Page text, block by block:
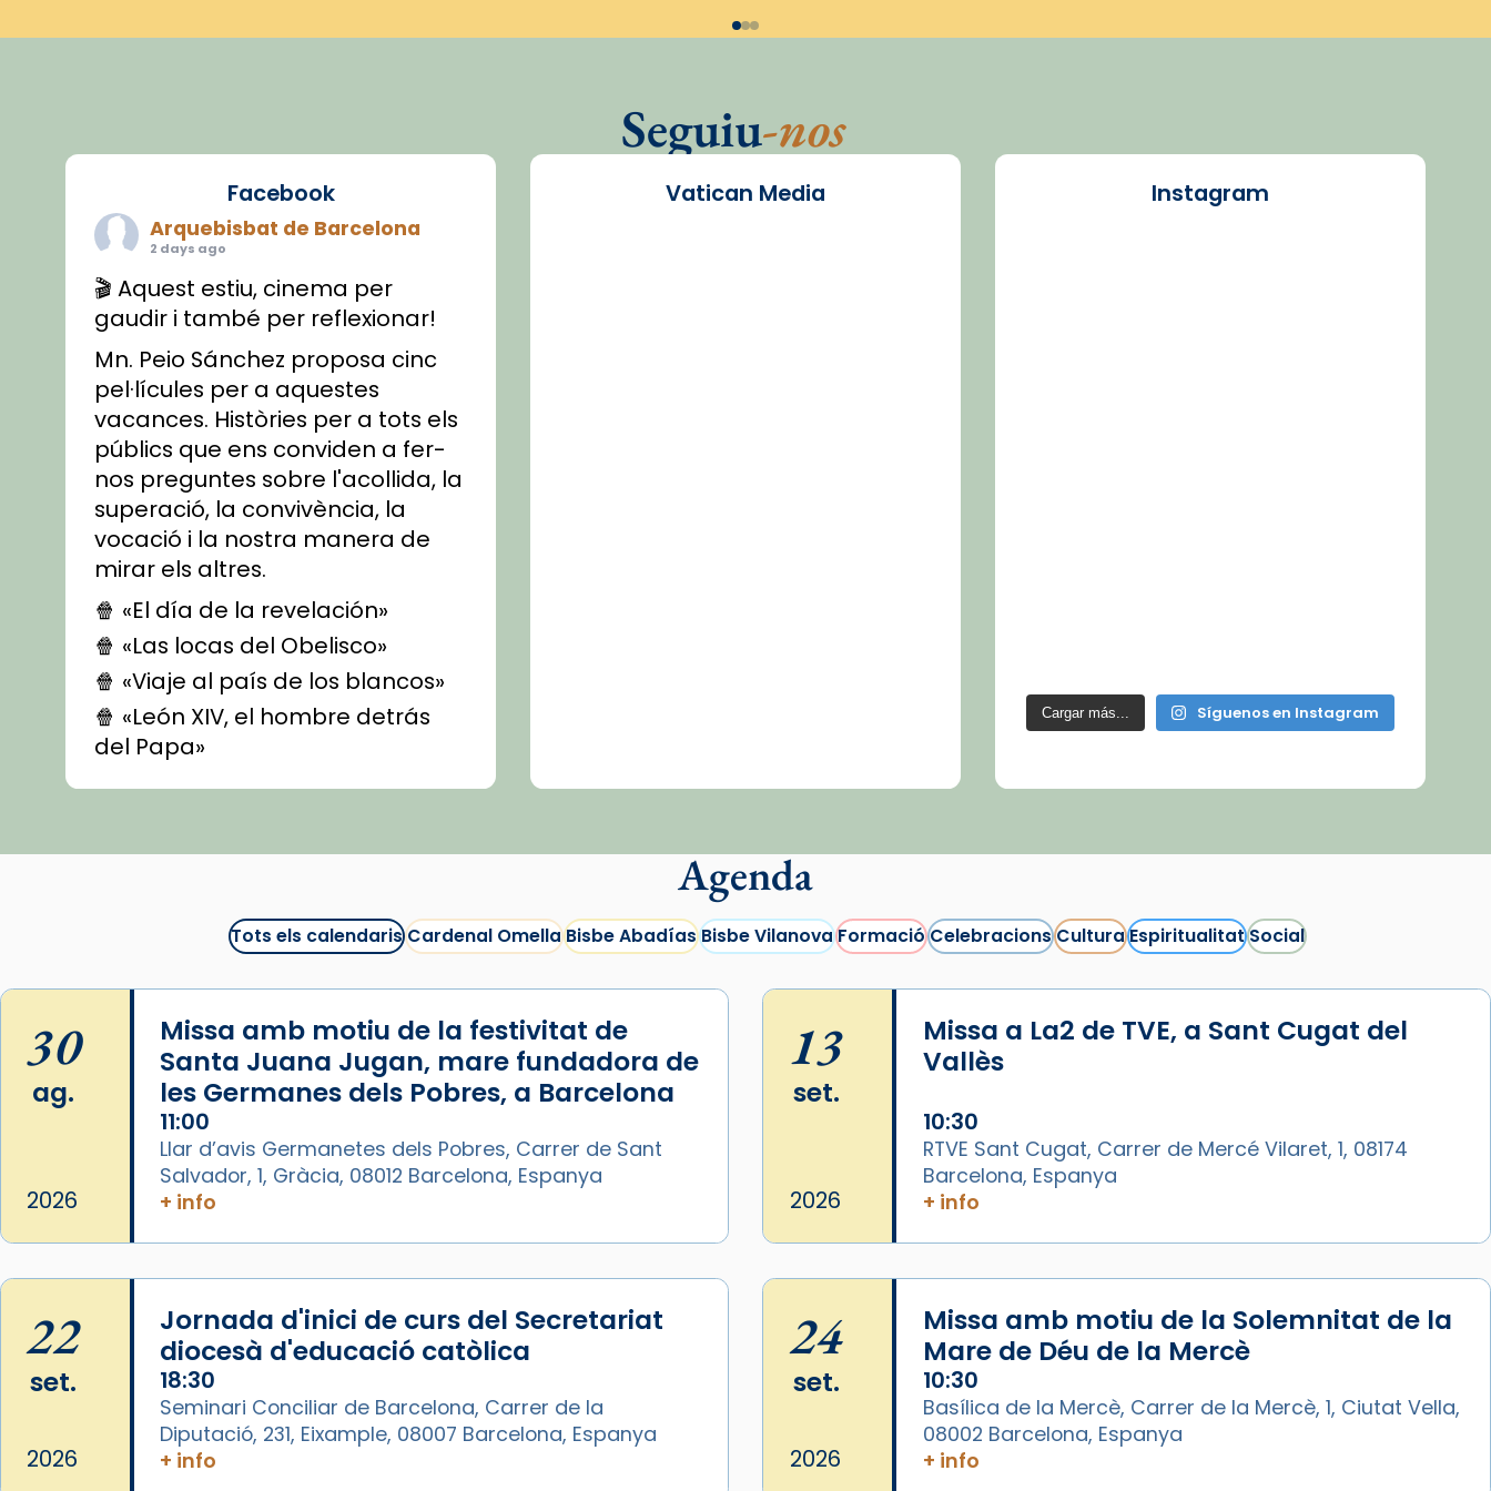
Seguiu-nos
Facebook
Arquebisbat de Barcelona
2 days ago
🎬 Aquest estiu, cinema per
gaudir i també per reflexionar!
Mn. Peio Sánchez proposa cinc
pel·lícules per a aquestes
vacances. Històries per a tots els
públics que ens conviden a fer-
nos preguntes sobre l'acollida, la
superació, la convivència, la
vocació i la nostra manera de
mirar els altres.
🍿 «El día de la revelación»
🍿 «Las locas del Obelisco»
🍿 «Viaje al país de los blancos»
🍿 «León XIV, el hombre detrás
del Papa»
🍿 «Las ovejas detectives»
recomanacions i prepara una
#CinemaEspiritualitual
@cinemaspiritcat
Imatge: Generada amb IA
(OpenAI)
Video
View on Facebook · Share
Arquebisbat de Barcelona
1 week ago
La Carmina va patir depressió.
Fa gairebé dos mesos, a l'Estadi
Lluís Companys, la jove va fer
arribar el seu testimoni al papa
Lleó XIV.
Recupera l'entrevista
compVatican Newstican News 👇
www.vaticannews.va/es/iglesia/news/2026-
07/carmina-historia-depresion-
Vatican Media Instagram
Cargar más... Síguenos en Instagram
Agenda
Tots els calendarisCardenal OmellaBisbe AbadíasBisbe VilanovaFormacióCelebracionsCulturaEspiritualitatSocial
30
ag.
2026
Missa amb motiu de la festivitat de
Santa Juana Jugan, mare fundadora de
les Germanes dels Pobres, a Barcelona
11:00
Llar d’avis Germanetes dels Pobres, Carrer de Sant
Salvador, 1, Gràcia, 08012 Barcelona, Espanya
+ info
13
set.
2026
Missa a La2 de TVE, a Sant Cugat del
Vallès
10:30
RTVE Sant Cugat, Carrer de Mercé Vilaret, 1, 08174
Barcelona, Espanya
+ info
22
set.
2026
Jornada d'inici de curs del Secretariat
diocesà d'educació catòlica
18:30
Seminari Conciliar de Barcelona, Carrer de la
Diputació, 231, Eixample, 08007 Barcelona, Espanya
+ info
24
set.
2026
Missa amb motiu de la Solemnitat de la
Mare de Déu de la Mercè
10:30
Basílica de la Mercè, Carrer de la Mercè, 1, Ciutat Vella,
08002 Barcelona, Espanya
+ info